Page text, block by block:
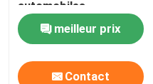
automobiles
meilleur prix
Contact